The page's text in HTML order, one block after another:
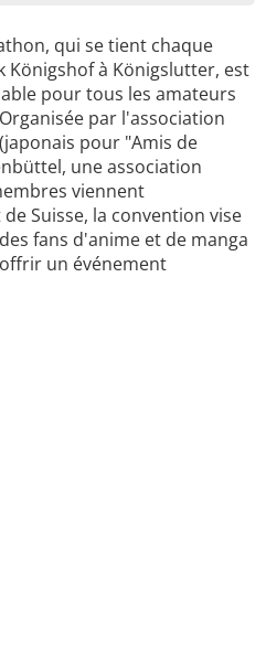
qui se tient chaque
Königshof à Königslutter, est
pour tous les amateurs
par l'association
pour "Amis de
une association
viennent
Suisse, la convention vise
fans d'anime et de manga
un événement